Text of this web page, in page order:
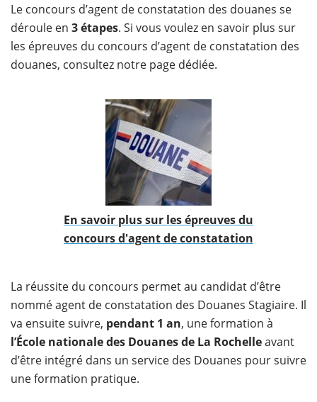
Le concours d’agent de constatation des douanes se
déroule en 3 étapes. Si vous voulez en savoir plus sur
les épreuves du concours d’agent de constatation des
douanes, consultez notre page dédiée.
​En savoir plus sur les épreuves du
concours d'agent de constatation
La réussite du concours permet au candidat d’être
nommé agent de constatation des Douanes Stagiaire. Il
va ensuite suivre, pendant 1 an, une formation à
l’École nationale des Douanes de La Rochelleavant
d’être intégré dans un service des Douanes pour suivre
une formation pratique.